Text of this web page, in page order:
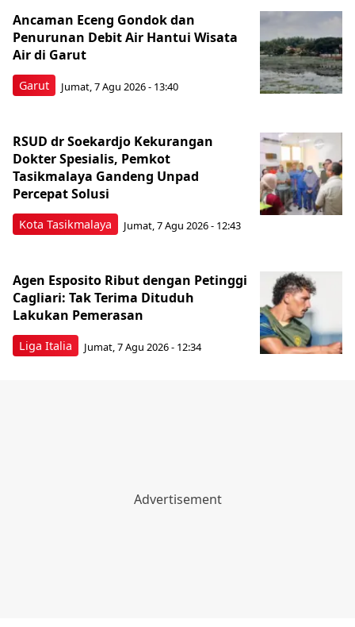
Garut
Ancaman Eceng Gondok dan
Penurunan Debit Air Hantui Wisata
Air di Garut
Jumat, 7 Agu 2026 - 13:40
Kota Tasikmalaya
RSUD dr Soekardjo Kekurangan
Dokter Spesialis, Pemkot
Tasikmalaya Gandeng Unpad
Percepat Solusi
Jumat, 7 Agu 2026 - 12:43
Liga Italia
Agen Esposito Ribut dengan Petinggi
Cagliari: Tak Terima Dituduh
Lakukan Pemerasan
Jumat, 7 Agu 2026 - 12:34